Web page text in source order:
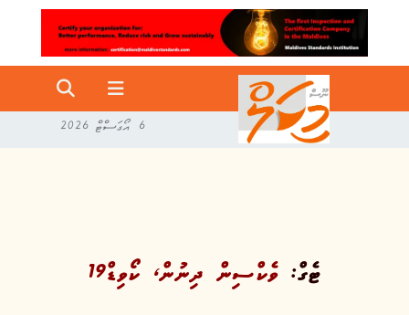
6 އޯގަސްޓް 2026
ޓެގް:ވެކްސިން ދިނުން، ކޯވިޑް19